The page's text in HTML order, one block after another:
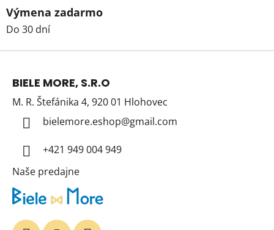
Výmena zadarmo
Do 30 dní
Z
BIELE MORE, S.R.O
M. R. Štefánika 4, 920 01 Hlohovec
bielemore.eshop@gmail.com
+421 949 004 949
Naše predajne